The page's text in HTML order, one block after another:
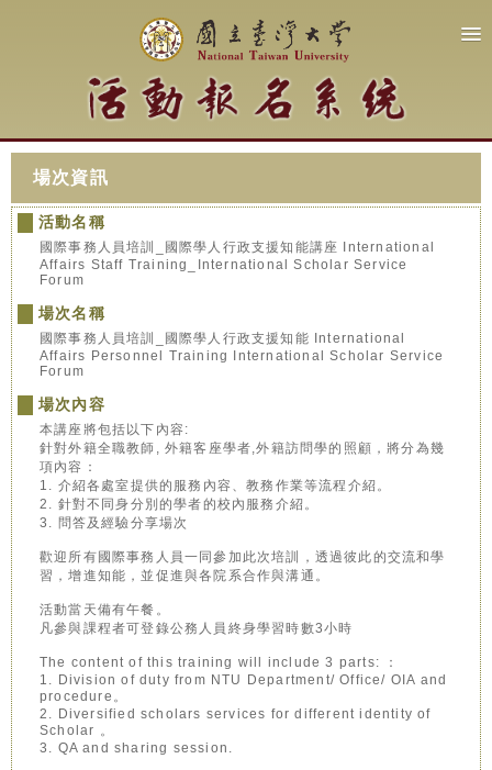
場次資訊
活動名稱
國際事務人員培訓_國際學人行政支援知能講座 International
Affairs Staff Training_International Scholar Service
Forum
場次名稱
國際事務人員培訓_國際學人行政支援知能 International
Affairs Personnel Training International Scholar Service
Forum
場次內容
本講座將包括以下內容:
針對外籍全職教師, 外籍客座學者,外籍訪問學的照顧，將分為幾
項內容：
1. 介紹各處室提供的服務內容、教務作業等流程介紹。
2. 針對不同身分別的學者的校內服務介紹。
3. 問答及經驗分享場次
歡迎所有國際事務人員一同參加此次培訓，透過彼此的交流和學
習，增進知能，並促進與各院系合作與溝通。
活動當天備有午餐。
凡參與課程者可登錄公務人員終身學習時數3小時
The content of this training will include 3 parts: ：
1. Division of duty from NTU Department/ Office/ OIA and
procedure。
2. Diversified scholars services for different identity of
Scholar 。
3. QA and sharing session.